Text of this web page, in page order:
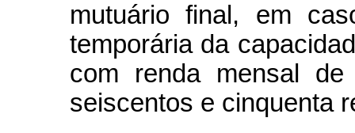
mutuário final, em
temporária da
com renda mensal
seiscentos e cinquenta